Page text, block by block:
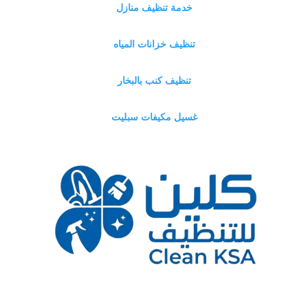
خدمة تنظيف منازل
تنظيف خزانات المياه
تنظيف كنب بالبخار
غسيل مكيفات سبليت